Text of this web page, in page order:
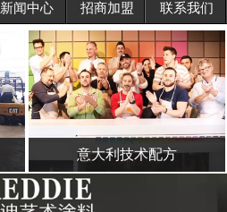
招商加盟
联系我们
新闻中心 招商加盟 联系我们
意大利技术配方